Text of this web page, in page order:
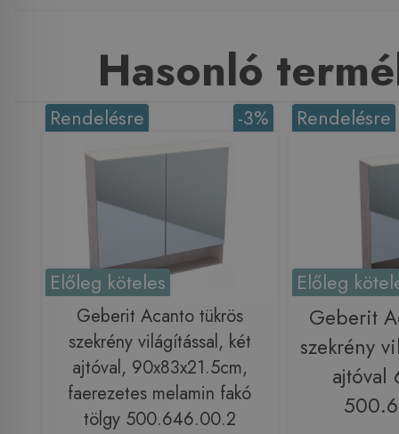
Hasonló
-3%
Rendelésre
Előleg köteles
Geberit Acanto tükrös
szekrény világítással, két
ajtóval, 90x83x21.5cm,
faerezetes melamin fakó
tölgy 500.646.00.2
Rendelésre
Előleg
Geberit
szekrény
ajtóval